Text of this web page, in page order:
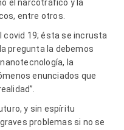
el narcotráfico y la
entre otros.
covid 19; ésta se incrusta
pregunta la debemos
la
enunciados que
y sin espíritu
problemas si no se